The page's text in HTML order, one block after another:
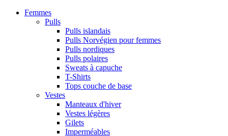
Femmes
Pulls
Pulls islandais
Pulls Norvégien pour femmes
Pulls nordiques
Pulls polaires
Sweats à capuche
T-Shirts
Tops couche de base
Vestes
Manteaux d'hiver
Vestes légères
Gilets
Imperméables